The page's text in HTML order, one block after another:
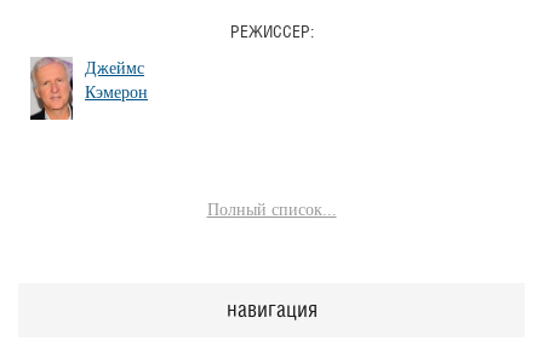
РЕЖИССЕР:
Джеймс
Кэмерон
Полный список...
навигация